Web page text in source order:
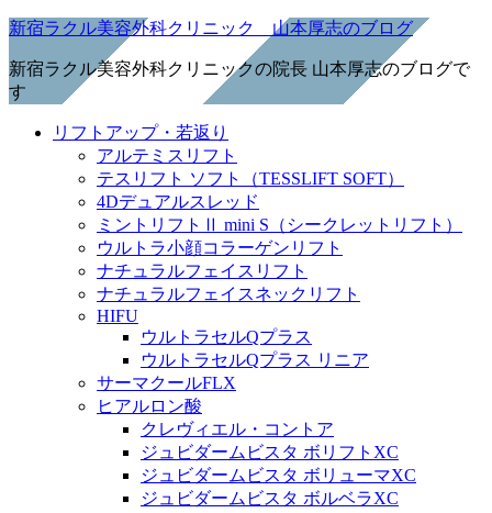
新宿ラクル美容外科クリニック 山本厚志のブログ
新宿ラクル美容外科クリニックの院長 山本厚志のブログで
す
リフトアップ・若返り
アルテミスリフト
テスリフト ソフト（TESSLIFT SOFT）
4Dデュアルスレッド
ミントリフトⅡ mini S（シークレットリフト）
ウルトラ小顔コラーゲンリフト
ナチュラルフェイスリフト
ナチュラルフェイスネックリフト
HIFU
ウルトラセルQプラス
ウルトラセルQプラス リニア
サーマクールFLX
ヒアルロン酸
クレヴィエル・コントア
ジュビダームビスタ ボリフトXC
ジュビダームビスタ ボリューマXC
ジュビダームビスタ ボルベラXC